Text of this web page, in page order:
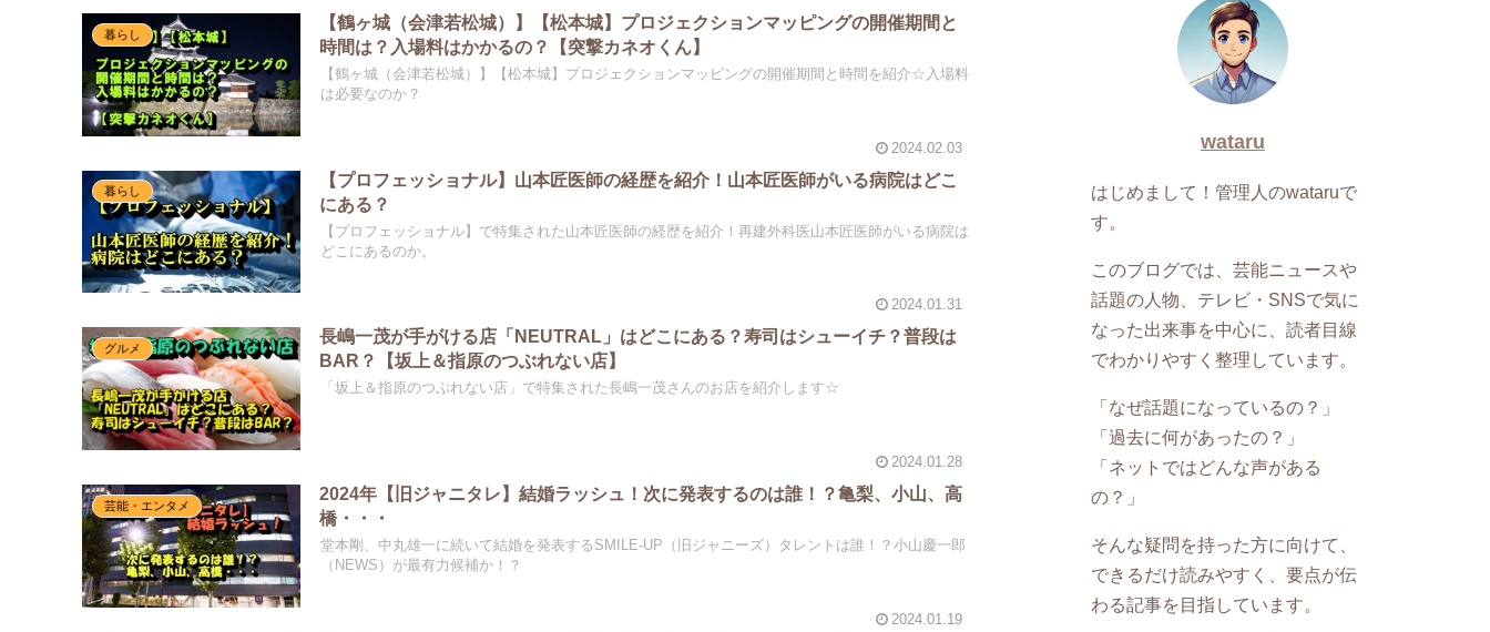
暮らし
【鶴ヶ城（会津若松城）】【松本城】プロジェクションマッピングの開催期間と
時間は？入場料はかかるの？【突撃カネオくん】
【鶴ヶ城（会津若松城）】【松本城】プロジェクションマッピングの開催期間と時間を紹介☆入場料
は必要なのか？
2024.02.03
暮らし
【プロフェッショナル】山本匠医師の経歴を紹介！山本匠医師がいる病院はどこ
にある？
【プロフェッショナル】で特集された山本匠医師の経歴を紹介！再建外科医山本匠医師がいる病院は
どこにあるのか。
2024.01.31
グルメ
長嶋一茂が手がける店「NEUTRAL」はどこにある？寿司はシューイチ？普段は
BAR？【坂上＆指原のつぶれない店】
「坂上＆指原のつぶれない店」で特集された長嶋一茂さんのお店を紹介します☆
2024.01.28
芸能・エンタメ
2024年【旧ジャニタレ】結婚ラッシュ！次に発表するのは誰！？亀梨、小山、高
橋・・・
堂本剛、中丸雄一に続いて結婚を発表するSMILE-UP（旧ジャニーズ）タレントは誰！？小山慶一郎
（NEWS）が最有力候補か！？
2024.01.19
wataru
はじめまして！管理人のwataruで
す。
このブログでは、芸能ニュースや
話題の人物、テレビ・SNSで気に
なった出来事を中心に、読者目線
でわかりやすく整理しています。
「なぜ話題になっているの？」
「過去に何があったの？」
「ネットではどんな声がある
の？」
そんな疑問を持った方に向けて、
できるだけ読みやすく、要点が伝
わる記事を目指しています。